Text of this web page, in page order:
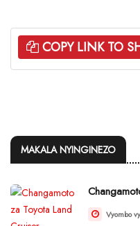
COPY LINK TO
MAKALA NYINGINEZO
Vyombo